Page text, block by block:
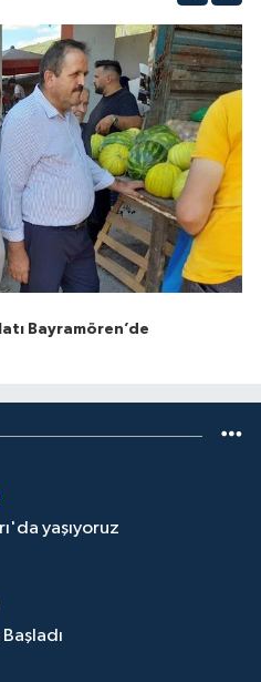
Bayramören’de
yaşıyoruz